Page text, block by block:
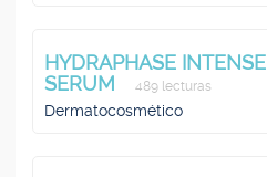
HYDRAPHASE INTENSE
SERUM
489 lecturas
Dermatocosmético